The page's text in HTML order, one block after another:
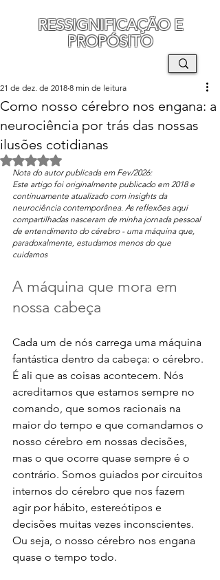
RESSIGNIFICAÇÃO E
PROPÓSITO
Como nosso cérebro nos engana: a
neurociência por trás das nossas
ilusões cotidianas
21 de dez. de 2018 8 min de leitura
Avaliado com NaN de 5 estrelas.
Nota do autor publicada em Fev/2026:
Este artigo foi originalmente publicado em 2018 e
continuamente atualizado com insights da
neurociência contemporânea. As reflexões aqui
compartilhadas nasceram de minha jornada pessoal
de entendimento do cérebro - uma máquina que,
paradoxalmente, estudamos menos do que
cuidamos
A máquina que mora em
nossa cabeça
Cada um de nós carrega uma máquina
fantástica dentro da cabeça: o cérebro.
É ali que as coisas acontecem. Nós
acreditamos que estamos sempre no
comando, que somos racionais na
maior do tempo e que comandamos o
nosso cérebro em nossas decisões,
mas o que ocorre quase sempre é o
contrário. Somos guiados por circuitos
internos do cérebro que nos fazem
agir por hábito, estereótipos e
decisões muitas vezes inconscientes.
Ou seja, o nosso cérebro nos engana
quase o tempo todo.